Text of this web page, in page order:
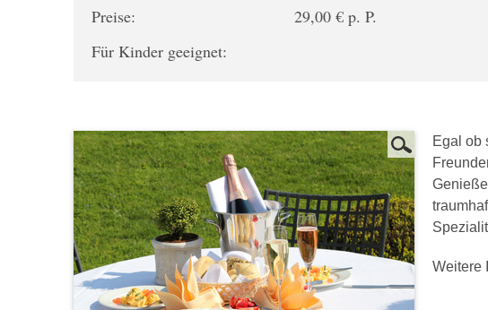
Preise:
29,00 € p. P.
Für Kinder geeignet:
Egal ob
Weitere